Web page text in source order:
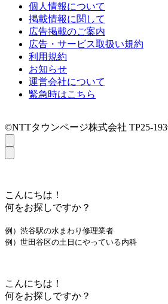
個人情報について
掲載情報に関して
広告掲載のご案内
広告・サービス取扱い規約
利用規約
お知らせ
運営会社について
緊急時はこちら
©NTTタウンページ株式会社 TP25-193
こんにちは！
何をお探しですか？
例）渋谷駅の水まわり修理業者
例）世田谷区の土日にやっている内科
こんにちは！
何をお探しですか？